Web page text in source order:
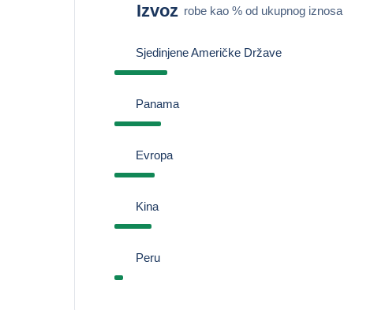
Izvoz robe kao % od ukupnog iznosa
Sjedinjene Američke Države
Panama
Evropa
Kina
Peru